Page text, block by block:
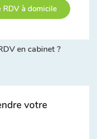
RDV à domicile
en cabinet ?
votre